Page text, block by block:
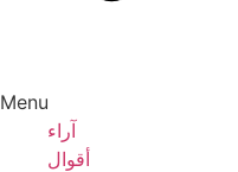
Menu
آراء
أقوال